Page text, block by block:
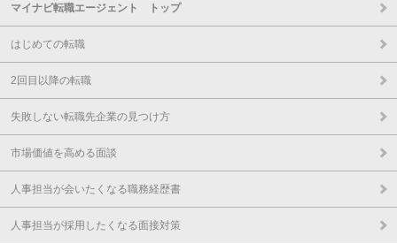
マイナビ転職エージェント トップ
はじめての転職
2回目以降の転職
失敗しない転職先企業の見つけ方
市場価値を高める面談
人事担当が会いたくなる職務経歴書
人事担当が採用したくなる面接対策